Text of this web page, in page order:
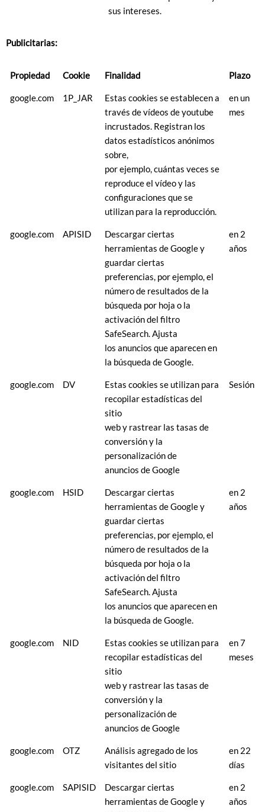
sus intereses.
Publicitarias:
Propiedad Cookie Finalidad Plazo
google.com 1P_JAR
Estas cookies se establecen a
través de vídeos de youtube
incrustados. Registran los
datos estadísticos anónimos
sobre,
por ejemplo, cuántas veces se
reproduce el vídeo y las
configuraciones que se
utilizan para la reproducción.
en un
mes
google.com APISID
Descargar ciertas
herramientas de Google y
guardar ciertas
preferencias, por ejemplo, el
número de resultados de la
búsqueda por hoja o la
activación del filtro
SafeSearch. Ajusta
los anuncios que aparecen en
la búsqueda de Google.
en 2
años
google.com DV
Estas cookies se utilizan para
recopilar estadísticas del
sitio
web y rastrear las tasas de
conversión y la
personalización de
anuncios de Google
Sesión
google.com HSID
Descargar ciertas
herramientas de Google y
guardar ciertas
preferencias, por ejemplo, el
número de resultados de la
búsqueda por hoja o la
activación del filtro
SafeSearch. Ajusta
los anuncios que aparecen en
la búsqueda de Google.
en 2
años
google.com NID
Estas cookies se utilizan para
recopilar estadísticas del
sitio
web y rastrear las tasas de
conversión y la
personalización de
anuncios de Google
en 7
meses
google.com OTZ
Análisis agregado de los
visitantes del sitio
en 22
días
google.com SAPISID
Descargar ciertas
herramientas de Google y
en 2
años